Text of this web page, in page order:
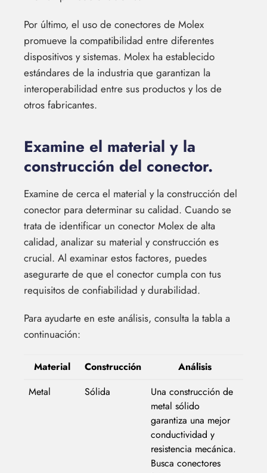
Por último, el uso de conectores de Molex
promueve la compatibilidad entre diferentes
dispositivos y sistemas. Molex ha establecido
estándares de la industria que garantizan la
interoperabilidad entre sus productos y los de
otros fabricantes.
Examine el material y la
construcción del conector.
Examine de cerca el material y la construcción del
conector para determinar su calidad. Cuando se
trata de identificar un conector Molex de alta
calidad, analizar su material y construcción es
crucial. Al examinar estos factores, puedes
asegurarte de que el conector cumpla con tus
requisitos de confiabilidad y durabilidad.
Para ayudarte en este análisis, consulta la tabla a
continuación:
Material Construcción
Análisis
Metal
Sólida
Una construcción de
metal sólido
garantiza una mejor
conductividad y
resistencia mecánica.
Busca conectores